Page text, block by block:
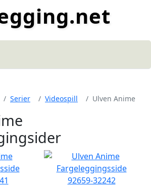
Serier Videospill Ulven Anime